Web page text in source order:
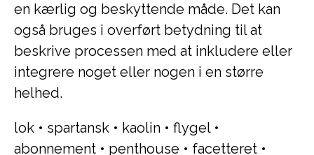
en kærlig og beskyttende måde. Det kan
også bruges i overført betydning til at
beskrive processen med at inkludere eller
integrere noget eller nogen i en større
helhed.
lok • spartansk • kaolin • flygel•
abonnement • penthouse • facetteret •